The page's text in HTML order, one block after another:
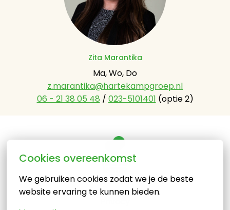
Cookies overeenkomst
We gebruiken cookies zodat we je de beste
website ervaring te kunnen bieden.
Zita Marantika
z.marantika@hartekampgroep.nl
06 - 21 38 05 48 / 023-5101401 (optie 2)
Homepagina